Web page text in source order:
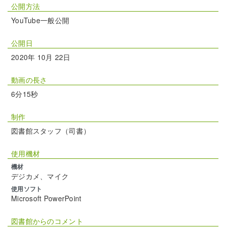
公開方法
YouTube一般公開
公開日
2020年 10月 22日
動画の長さ
6分15秒
制作
図書館スタッフ（司書）
使用機材
機材
デジカメ、マイク
使用ソフト
Microsoft PowerPoint
図書館からのコメント